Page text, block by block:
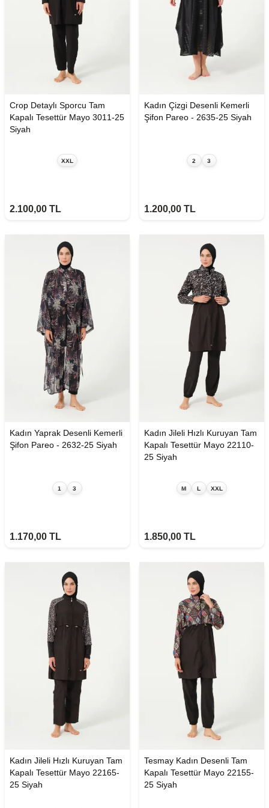
Crop Detaylı Sporcu Tam
Kapalı Tesettür Mayo 3011-25
Siyah
XXL
2.100,00 TL
Kadın Çizgi Desenli Kemerli
Şifon Pareo - 2635-25 Siyah
2 3
1.200,00 TL
Kadın Yaprak Desenli Kemerli
Şifon Pareo - 2632-25 Siyah
1 3
1.170,00 TL
Kadın Jileli Hızlı Kuruyan Tam
Kapalı Tesettür Mayo 22110-
25 Siyah
M L XXL
1.850,00 TL
Kadın Jileli Hızlı Kuruyan Tam
Kapalı Tesettür Mayo 22165-
25 Siyah
Tesmay Kadın Desenli Tam
Kapalı Tesettür Mayo 22155-
25 Siyah